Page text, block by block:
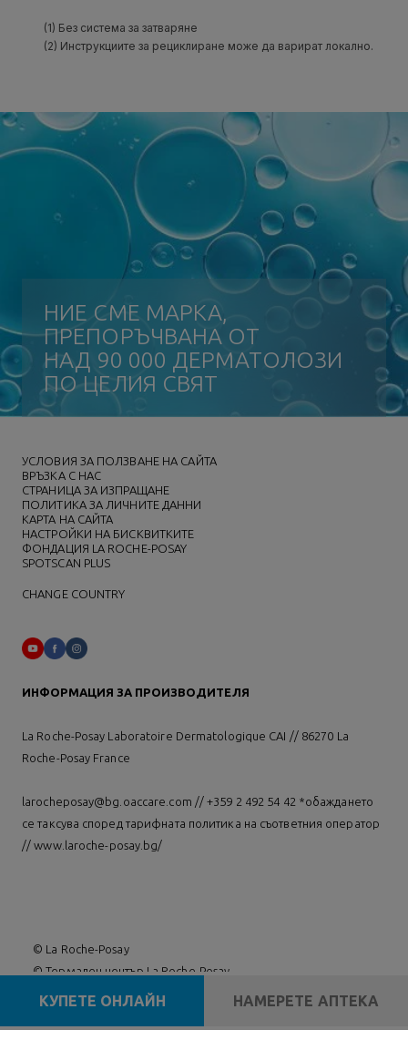
КУПЕТЕ ОНЛАЙН НАМЕРЕТЕ АПТЕКА
НИЕ СМЕ МАРКА,
ПРЕПОРЪЧВАНА ОТ
НАД 90 000 ДЕРМАТОЛОЗИ
ПО ЦЕЛИЯ СВЯТ
УСЛОВИЯ ЗА ПОЛЗВАНЕ НА САЙТА
ВРЪЗКА С НАС
СТРАНИЦА ЗА ИЗПРАЩАНЕ
ПОЛИТИКА ЗА ЛИЧНИТЕ ДАННИ
КАРТА НА САЙТА
НАСТРОЙКИ НА БИСКВИТКИТЕ
ФОНДАЦИЯ LA ROCHE-POSAY
SPOTSCAN PLUS
CHANGE COUNTRY
ИНФОРМАЦИЯ ЗА ПРОИЗВОДИТЕЛЯ
La Roche-Posay Laboratoire Dermatologique CAI // 86270 La
Roche-Posay France
larocheposay@bg.oaccare.com // +359 2 492 54 42 *обаждането
се таксува според тарифната политика на съответния оператор
//www.laroche-posay.bg/
© La Roche-Posay
© Термален център La Roche-Posay
© Getty Images